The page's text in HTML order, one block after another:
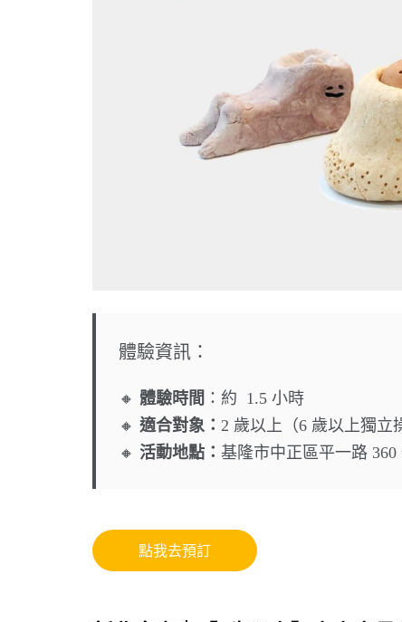
體驗資訊：
🔸 體驗時間 ：約 1.5 小時
🔸 適合對象： 2 歲以上（6 歲以上獨立
🔸 活動地點： 基隆市中正區平一路 360
點我去預訂